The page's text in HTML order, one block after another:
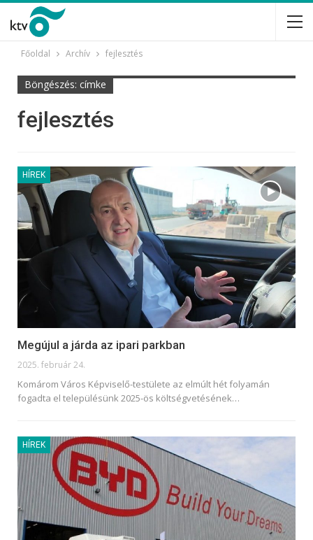
Főoldal Archív fejlesztés
Böngészés: címke
fejlesztés
HÍREK
Megújul a járda az ipari parkban
2025. február 24.
Komárom Város Képviselő-testülete az elmúlt hét folyamán
fogadta el településünk 2025-ös költségvetésének…
HÍREK